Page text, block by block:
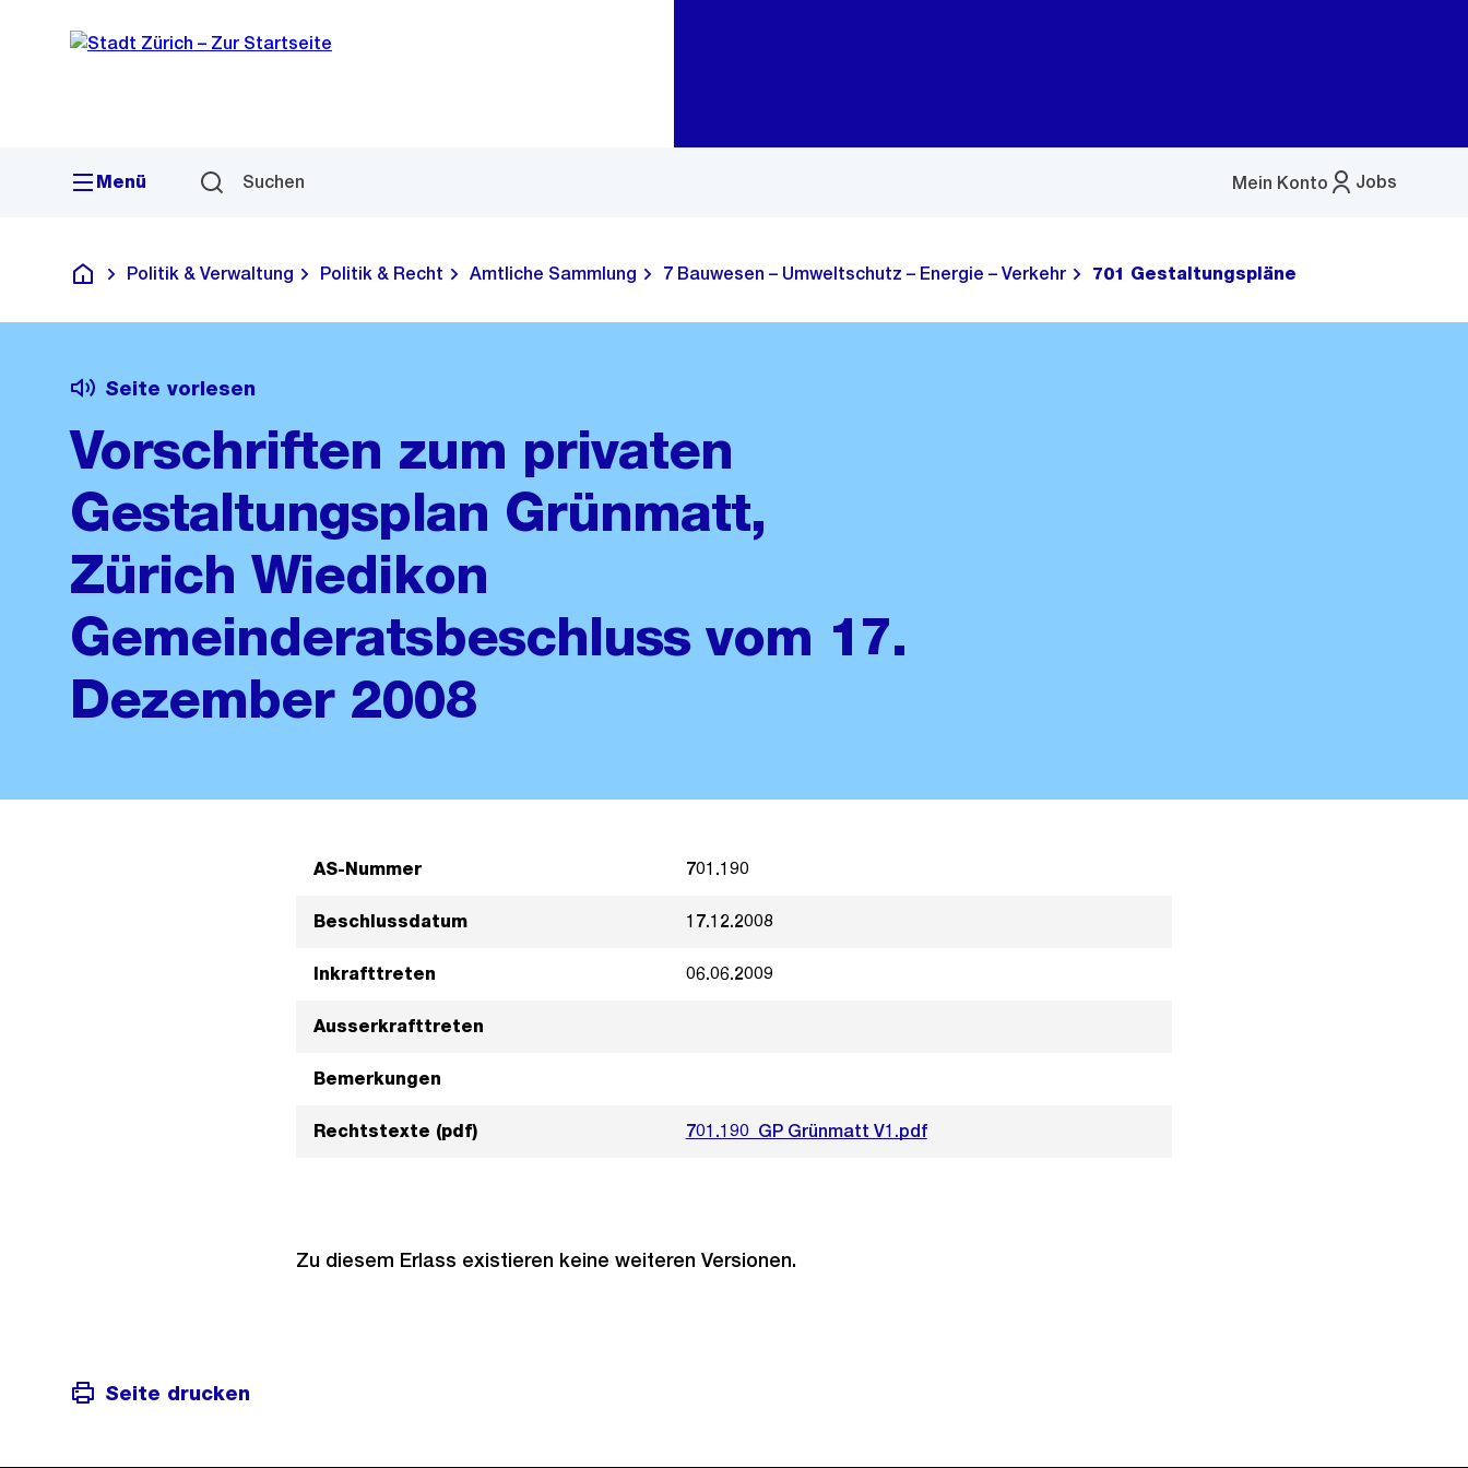
Navigation
Sprunglink
Menü Suchen Jobs
Mein Konto
Menü
Deutsch
Politik & Verwaltung Politik & Recht Amtliche Sammlung 7 Bauwesen – Umweltschutz – Energie – Verkehr 701 Gestaltungspläne
Seite vorlesen
Vorschriften zum privaten
Gestaltungsplan Grünmatt,
Zürich Wiedikon
Gemeinderatsbeschluss vom 17.
Dezember 2008
AS-Nummer 701.190
Beschlussdatum 17.12.2008
Inkrafttreten 06.06.2009
Ausserkrafttreten
Bemerkungen
Rechtstexte (pdf) 701.190_GP Grünmatt V1.pdf
Zu diesem Erlass existieren keine weiteren Versionen.
Seite drucken